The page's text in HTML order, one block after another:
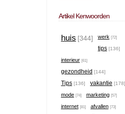
Artikel Kenwoorden
huis [344] werk [72]
tips [136]
interieur [61]
gezondheid [144]
Tips [136] vakantie [178]
mode [74] marketing [57]
internet [81] afvallen [73]